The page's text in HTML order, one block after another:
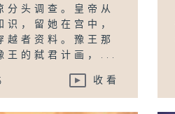
分头调查。皇帝从
识，留她在宫中，
越者资料。豫王那
王的弑君计画，...
收看